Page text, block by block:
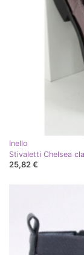
Inello
Stivaletti Chelsea
25,82 €